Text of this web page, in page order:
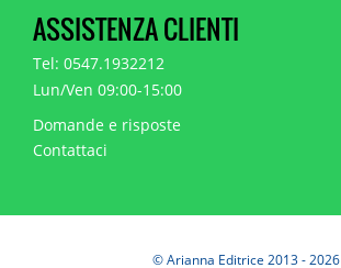
ASSISTENZA CLIENTI
Tel: 0547.1932212
Lun/Ven 09:00-15:00
Domande e risposte
Contattaci
© Arianna Editrice 2013 - 2026